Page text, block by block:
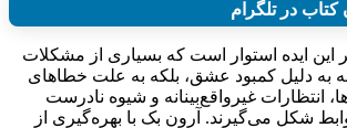
کتاب در تلگرام
این ایده استوار است که بسیاری از مشکلات
به دلیل کمبود عشق، بلکه به علت خطاهای
انتظارات غیرواقع‌بینانه و شیوه نادرست
شکل می‌گیرند. آرون بک با بهره‌گیری از